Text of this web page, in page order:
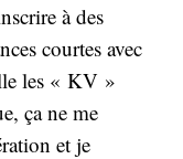
à des
courtes avec
les « KV »
ça ne me
et je